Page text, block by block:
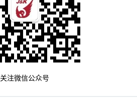
关注微信公众号